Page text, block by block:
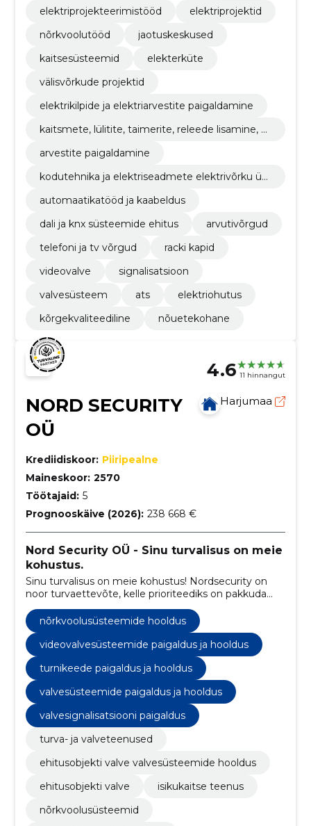
elektriprojekteerimistööd
elektriprojektid
nõrkvoolutööd
jaotuskeskused
kaitsesüsteemid
elekterküte
välisvõrkude projektid
elektrikilpide ja elektriarvestite paigaldamine
kaitsmete, lülitite, taimerite, releede lisamine, v
damine
arvestite paigaldamine
kodutehnika ja elektriseadmete elektrivõrku üh
automaatikatööd ja kaabeldus
dali ja knx süsteemide ehitus
arvutivõrgud
telefoni ja tv võrgud
racki kapid
videovalve
signalisatsioon
valvesüsteem
ats
elektriohutus
kõrgekvaliteediline
nõuetekohane
4.6 11 hinnangut
NORD SECURITY
OÜ
Harjumaa
Krediidiskoor: Piiripealne
Maineskoor: 2570
Töötajaid: 5
Prognooskäive (2026): 238 668 €
Nord Security OÜ - Sinu turvalisus on meie
kohustus.
Sinu turvalisus on meie kohustus! Nordsecurity on
noor turvaettevõte, kelle prioriteediks on pakkuda
turul kõrget kvaliteeti.
nõrkvoolusüsteemide hooldus
videovalvesüsteemide paigaldus ja hooldus
turnikeede paigaldus ja hooldus
valvesüsteemide paigaldus ja hooldus
valvesignalisatsiooni paigaldus
turva- ja valveteenused
ehitusobjekti valve valvesüsteemide hooldus
ehitusobjekti valve
isikukaitse teenus
nõrkvoolusüsteemid